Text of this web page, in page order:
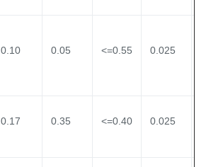
0.10 0.05 <=0.55 0.025
0.17 0.35 <=0.40 0.025